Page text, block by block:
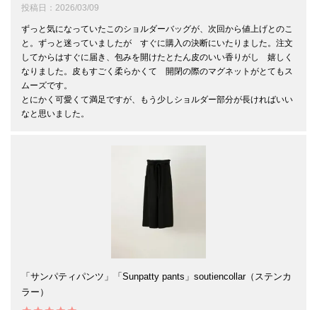
投稿日 2026/03/09
ずっと気になっていたこのショルダーバッグが、次回から値上げとのこ
と。ずっと迷っていましたが　すぐに購入の決断にいたりました。注文
してからはすぐに届き、包みを開けたとたん皮のいい香りがし　嬉しく
なりました。皮もすごく柔らかくて　開閉の際のマグネットがとてもス
ムーズです。
とにかく可愛くて満足ですが、もう少しショルダー部分が長ければいい
「サンパティパンツ」「Sunpatty pants」soutiencollar（ステンカ
ラー）